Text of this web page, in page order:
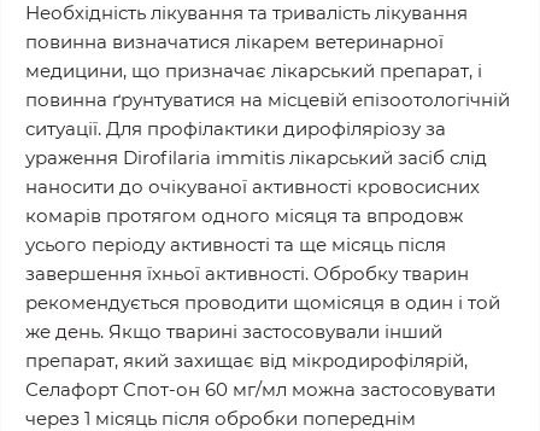
Необхідність лікування та тривалість лікування
повинна визначатися лікарем ветеринарної
медицини, що призначає лікарський препарат, і
повинна ґрунтуватися на місцевій епізоотологічній
ситуації. Для профілактики дирофіляріозу за
ураження Dirofilaria immitis лікарський засіб слід
наносити до очікуваної активності кровосисних
комарів протягом одного місяця та впродовж
усього періоду активності та ще місяць після
завершення їхньої активності. Обробку тварин
рекомендується проводити щомісяця в один і той
же день. Якщо тварині застосовували інший
препарат, який захищає від мікродирофілярій,
Селафорт Спот-он 60 мг/мл можна застосовувати
через 1 місяць після обробки попереднім